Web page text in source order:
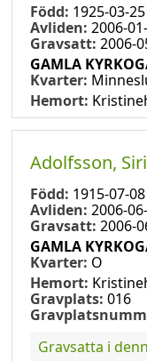
Född: 1925-03-25
Avliden: 2006-
Gravsatt: 2006-
GAMLA
Kvarter:
Hemort:
Adolfsson,
Född: 1915-07-08
Avliden: 2006-
Gravsatt: 2006-
GAMLA
Kvarter: O
Hemort:
Gravplats: 016
Gravsatta i